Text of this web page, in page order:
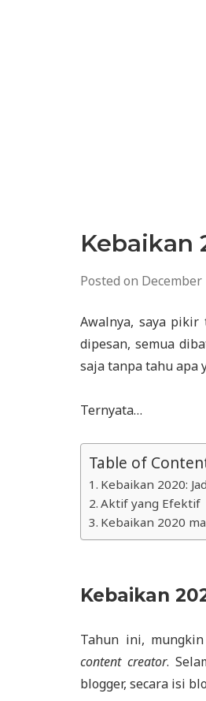
Kebaikan
Posted on December
Awalnya, saya
dipesan, semua
saja tanpa tahu apa
Ternyata…
Table of
Kebaikan 2020:
Aktif yang Efektif
Kebaikan 2020
Kebaikan
Tahun ini,
content creator.
blogger, secara isi